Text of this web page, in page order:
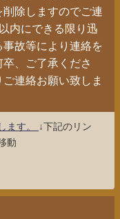
除しますのでご連
内にできる限り迅
故等により連絡を
、ご了承くださ
連絡お願い致しま
ます。
↓下記のリン
動